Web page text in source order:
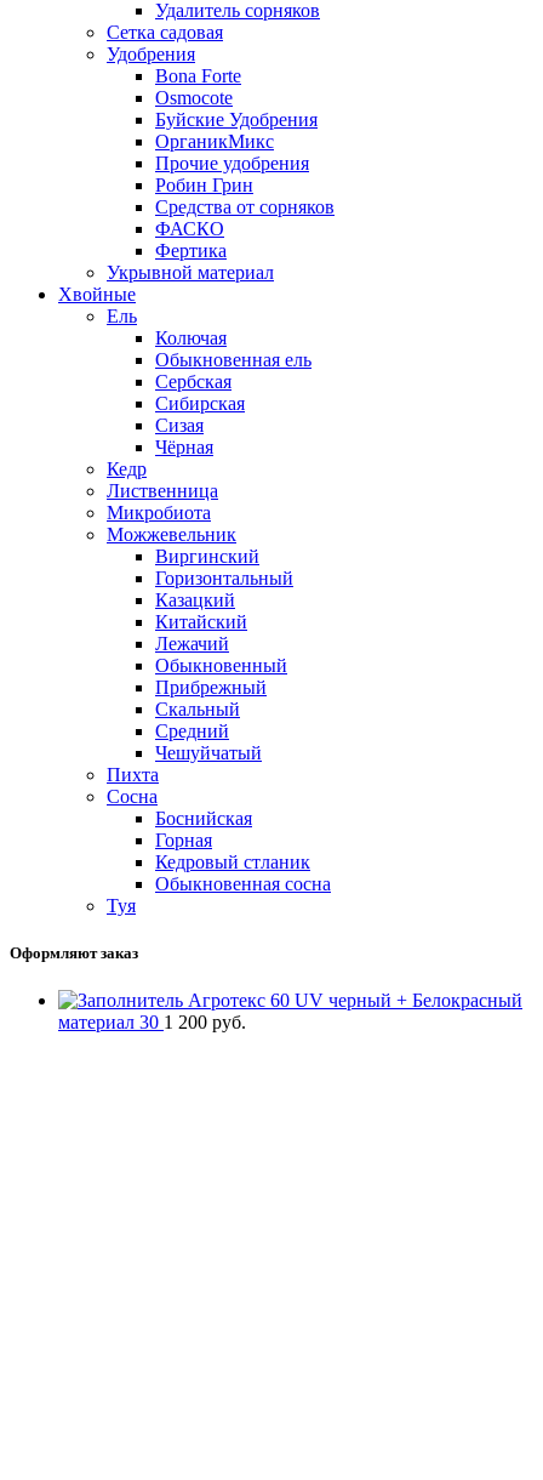
Удалитель сорняков
Сетка садовая
Удобрения
Bona Forte
Osmocote
Буйские Удобрения
ОрганикМикс
Прочие удобрения
Робин Грин
Средства от сорняков
ФАСКО
Фертика
Укрывной материал
Хвойные
Ель
Колючая
Обыкновенная ель
Сербская
Сибирская
Сизая
Чёрная
Кедр
Лиственница
Микробиота
Можжевельник
Виргинский
Горизонтальный
Казацкий
Китайский
Лежачий
Обыкновенный
Прибрежный
Скальный
Средний
Чешуйчатый
Пихта
Сосна
Боснийская
Горная
Кедровый стланик
Обыкновенная сосна
Туя
Оформляют заказ
Агротекс 60 UV черный + Белокрасный
материал 30 1 200 руб.